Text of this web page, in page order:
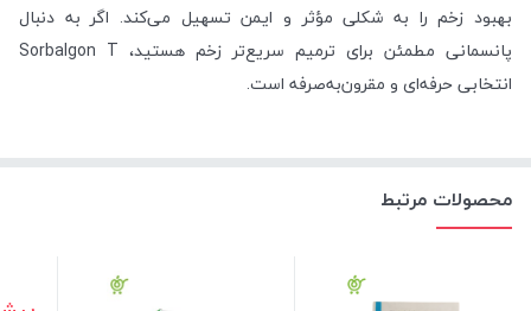
بهبود زخم را به شکلی مؤثر و ایمن تسهیل می‌کند. اگر به دنبال
پانسمانی مطمئن برای ترمیم سریع‌تر زخم هستید، Sorbalgon T
انتخابی حرفه‌ای و مقرون‌به‌صرفه است.
محصولات مرتبط